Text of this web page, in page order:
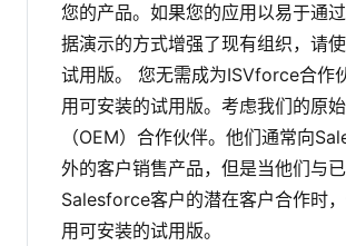
您的产品。如果您的应用以易于通
据演示的方式增强了现有组织，请
试用版。
您无需成为ISVforce合作
用可安装的试用版。考虑我们的原
（OEM）合作伙伴。他们通常向
外的客户销售产品，但是当他们与
Salesforce客户的潜在客户合作时
用可安装的试用版。